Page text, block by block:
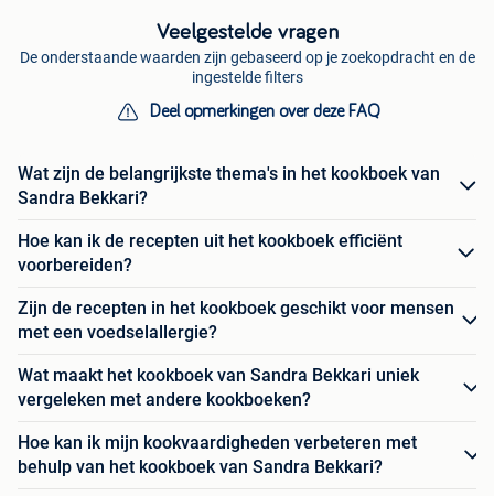
Veelgestelde vragen
De onderstaande waarden zijn gebaseerd op je zoekopdracht en de
ingestelde filters
Deel opmerkingen over deze FAQ
Wat zijn de belangrijkste thema's in het kookboek van
Sandra Bekkari?
Hoe kan ik de recepten uit het kookboek efficiënt
voorbereiden?
Zijn de recepten in het kookboek geschikt voor mensen
met een voedselallergie?
Wat maakt het kookboek van Sandra Bekkari uniek
vergeleken met andere kookboeken?
Hoe kan ik mijn kookvaardigheden verbeteren met
behulp van het kookboek van Sandra Bekkari?